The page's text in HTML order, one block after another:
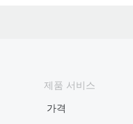
제품 서비스
가격